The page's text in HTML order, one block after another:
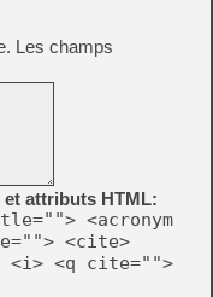
Les champs
et attributs HTML:
<acronym
<cite>
<i> <q cite="">